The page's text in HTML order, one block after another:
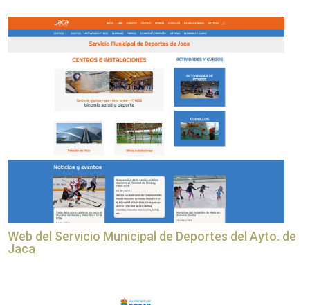
Web del Servicio Municipal de Deportes del Ayto. de
Jaca